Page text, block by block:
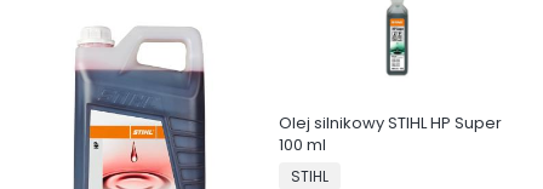
Olej silnikowy STIHL HP Super
100 ml
PRODUCENT
STIHL